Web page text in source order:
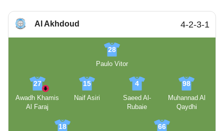
Al Akhdoud 4-2-3-1
28
Paulo Vitor
27
Awadh Khamis
Al Faraj
15
Naif Asiri
4
Saeed Al-
Rubaie
98
Muhannad Al
Qaydhi
18
66